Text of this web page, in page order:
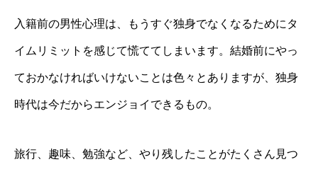
入籍前の男性心理は、もうすぐ独身でなくなるためにタ
イムリミットを感じて慌ててしまいます。結婚前にやっ
ておかなければいけないことは色々とありますが、独身
時代は今だからエンジョイできるもの。
旅行、趣味、勉強など、やり残したことがたくさん見つ